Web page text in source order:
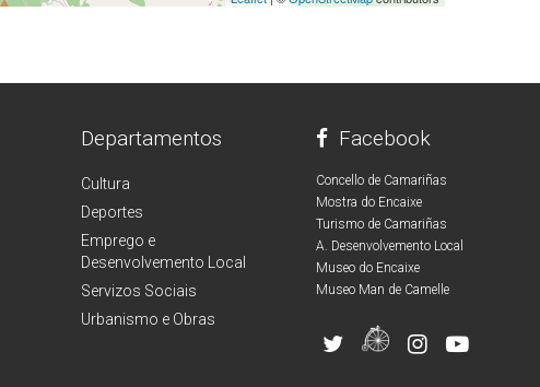
Departamentos
Cultura
Deportes
Emprego e
Desenvolvemento Local
Servizos Sociais
Urbanismo e Obras
Facebook
Concello de Camariñas
Mostra do Encaixe
Turismo de Camariñas
A. Desenvolvemento Local
Museo do Encaixe
Museo Man de Camelle